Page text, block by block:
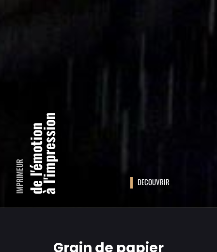
IMPRIMEURde l'émotionà l'impression DECOUVRIR
Grain de papier